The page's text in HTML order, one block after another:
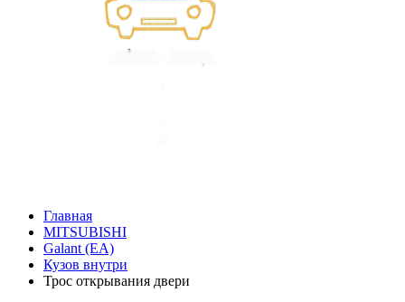
Главная
MITSUBISHI
Galant (EA)
Кузов внутри
Трос открывания двери